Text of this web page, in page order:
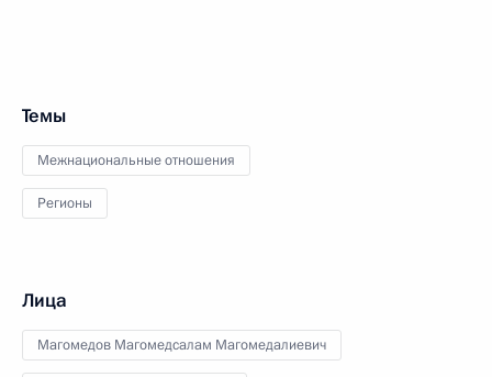
Темы
Межнациональные отношения
Регионы
Лица
Магомедов Магомедсалам Магомедалиевич